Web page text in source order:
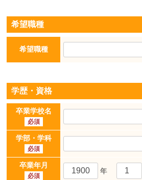
希望職種
希望職種
学歴・資格
卒業学校名
必須
学部・学科
必須
卒業年月
必須
年